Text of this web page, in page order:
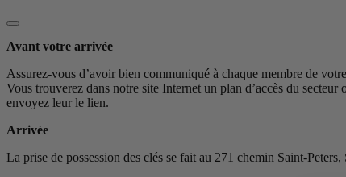
Avant votre arrivée
Assurez-vous d’avoir bien communiqué à chaque membre de
Vous trouverez dans notre site Internet un plan d’accès du
envoyez leur le lien.
Arrivée
La prise de possession des clés se fait au 271 chemin Saint-